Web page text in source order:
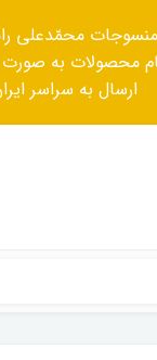
منسوجات محمّدعلی
محصولات به
ارسال به سراسر